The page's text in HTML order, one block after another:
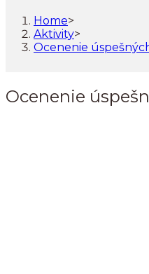
Home>
Aktivity>
Ocenenie
Ocenenie